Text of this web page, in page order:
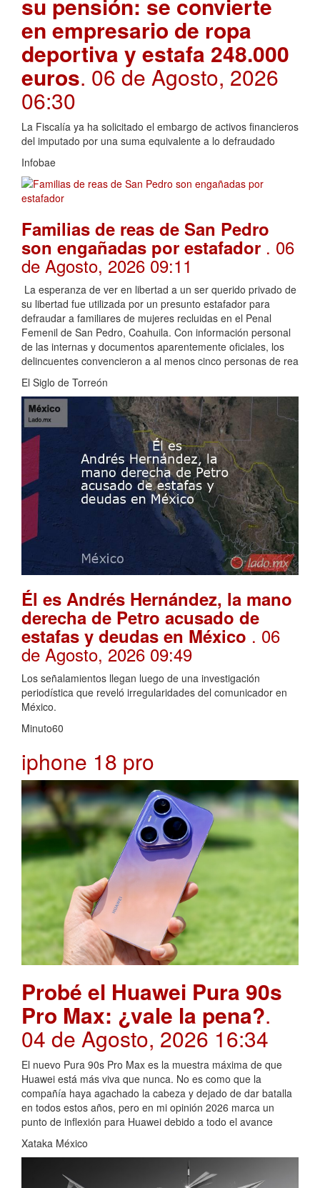
su pensión: se convierte
en empresario de ropa
deportiva y estafa 248.000
euros. 06 de Agosto, 2026
06:30
La Fiscalía ya ha solicitado el embargo de activos financieros
del imputado por una suma equivalente a lo defraudado
Infobae
Familias de reas de San Pedro
son engañadas por estafador . 06
de Agosto, 2026 09:11
La esperanza de ver en libertad a un ser querido privado de
su libertad fue utilizada por un presunto estafador para
defraudar a familiares de mujeres recluidas en el Penal
Femenil de San Pedro, Coahuila. Con información personal
de las internas y documentos aparentemente oficiales, los
delincuentes convencieron a al menos cinco personas de rea
El Siglo de Torreón
Él es Andrés Hernández, la mano
derecha de Petro acusado de
estafas y deudas en México . 06
de Agosto, 2026 09:49
Los señalamientos llegan luego de una investigación
periodística que reveló irregularidades del comunicador en
México.
Minuto60
iphone 18 pro
Probé el Huawei Pura 90s
Pro Max: ¿vale la pena?.
04 de Agosto, 2026 16:34
El nuevo Pura 90s Pro Max es la muestra máxima de que
Huawei está más viva que nunca. No es como que la
compañía haya agachado la cabeza y dejado de dar batalla
en todos estos años, pero en mi opinión 2026 marca un
punto de inflexión para Huawei debido a todo el avance
Xataka México